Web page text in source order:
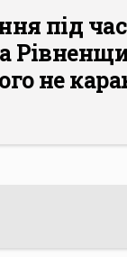
під час
не